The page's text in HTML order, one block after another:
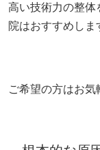
高い技術力の整体
院はおすすめしま
ご希望の方はお気